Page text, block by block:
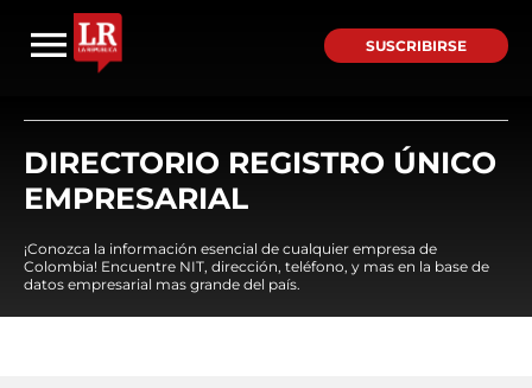
SUSCRIBIRSE
DIRECTORIO REGISTRO ÚNICO
EMPRESARIAL
¡Conozca la información esencial de cualquier empresa de
Colombia! Encuentre NIT, dirección, teléfono, y mas en la base de
datos empresarial mas grande del país.